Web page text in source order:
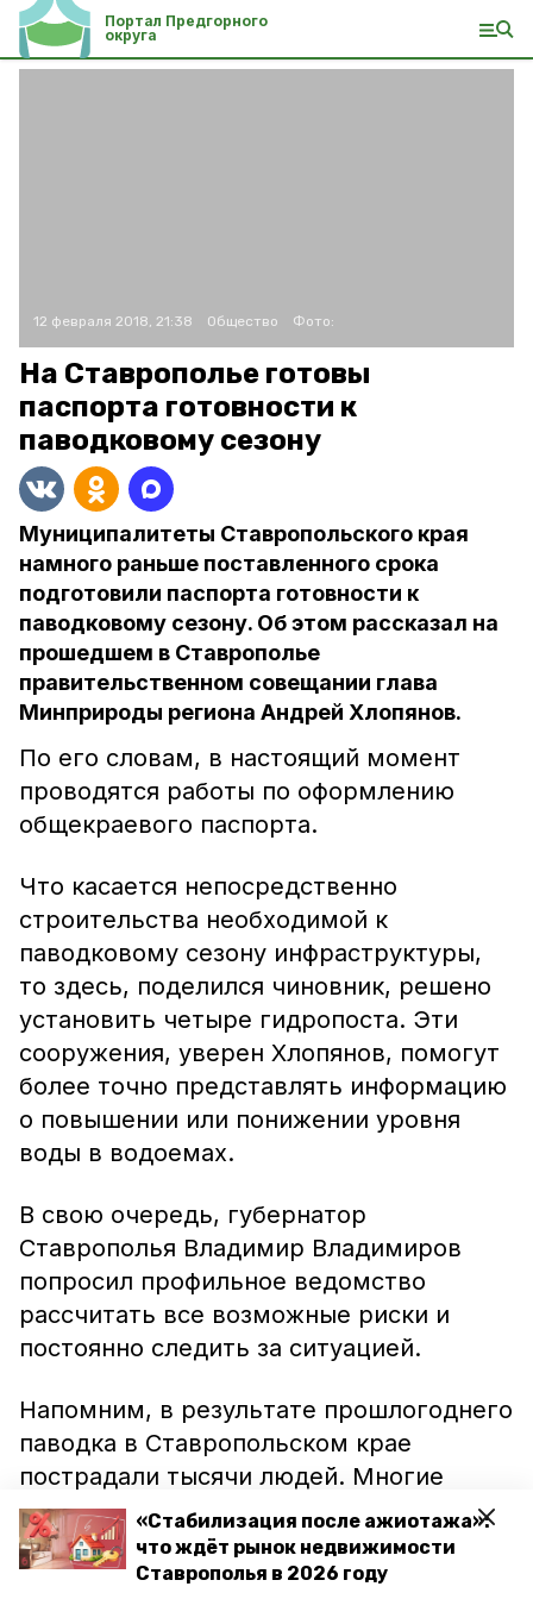
«Стабилизация после ажиотажа»:
что ждёт рынок недвижимости
Ставрополья в 2026 году
Портал Предгорного
округа
12 февраля 2018, 21:38 Общество Фото:
На Ставрополье готовы
паспорта готовности к
паводковому сезону
Муниципалитеты Ставропольского края
намного раньше поставленного срока
подготовили паспорта готовности к
паводковому сезону. Об этом рассказал на
прошедшем в Ставрополье
правительственном совещании глава
Минприроды региона Андрей Хлопянов.
По его словам, в настоящий момент
проводятся работы по оформлению
общекраевого паспорта.
Что касается непосредственно
строительства необходимой к
паводковому сезону инфраструктуры,
то здесь, поделился чиновник, решено
установить четыре гидропоста. Эти
сооружения, уверен Хлопянов, помогут
более точно представлять информацию
о повышении или понижении уровня
воды в водоемах.
В свою очередь, губернатор
Ставрополья Владимир Владимиров
попросил профильное ведомство
рассчитать все возможные риски и
постоянно следить за ситуацией.
Напомним, в результате прошлогоднего
паводка в Ставропольском крае
пострадали тысячи людей. Многие
остались без крыши над головой.
Помимо этого вопроса в ходе